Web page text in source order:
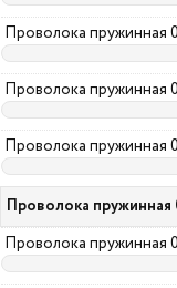
Проволока пружинная
Проволока пружинная
Проволока пружинная
Проволока пружинная
Проволока пружинная